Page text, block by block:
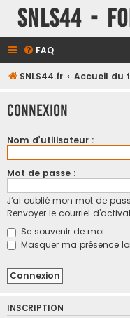
SNLS44 -
FAQ
SNLS44.fr Accueil du
Connexion
Nom d’utilisateur :
Mot de passe :
J’ai oublié mon mot de
Renvoyer le courriel
Se souvenir de moi
Masquer ma présence
INSCRIPTION